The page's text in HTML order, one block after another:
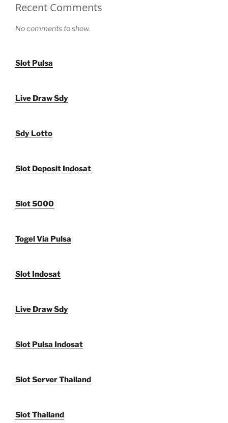
Recent Comments
No comments to show.
Slot Pulsa
Live Draw Sdy
Sdy Lotto
Slot Deposit Indosat
Slot 5000
Togel Via Pulsa
Slot Indosat
Live Draw Sdy
Slot Pulsa Indosat
Slot Server Thailand
Slot Thailand